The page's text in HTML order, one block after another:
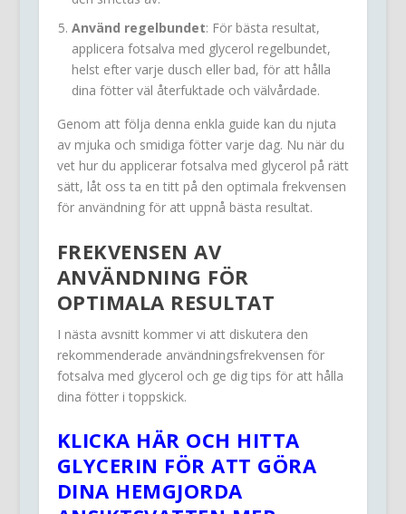
Använd regelbundet: För bästa resultat,
applicera fotsalva med glycerol regelbundet,
helst efter varje dusch eller bad, för att hålla
dina fötter väl återfuktade och välvårdade.
Genom att följa denna enkla guide kan du njuta
av mjuka och smidiga fötter varje dag. Nu när du
vet hur du applicerar fotsalva med glycerol på rätt
sätt, låt oss ta en titt på den optimala frekvensen
för användning för att uppnå bästa resultat.
FREKVENSEN AV
ANVÄNDNING FÖR
OPTIMALA RESULTAT
I nästa avsnitt kommer vi att diskutera den
rekommenderade användningsfrekvensen för
fotsalva med glycerol och ge dig tips för att hålla
dina fötter i toppskick.
KLICKA HÄR OCH HITTA
GLYCERIN FÖR ATT GÖRA
DINA HEMGJORDA